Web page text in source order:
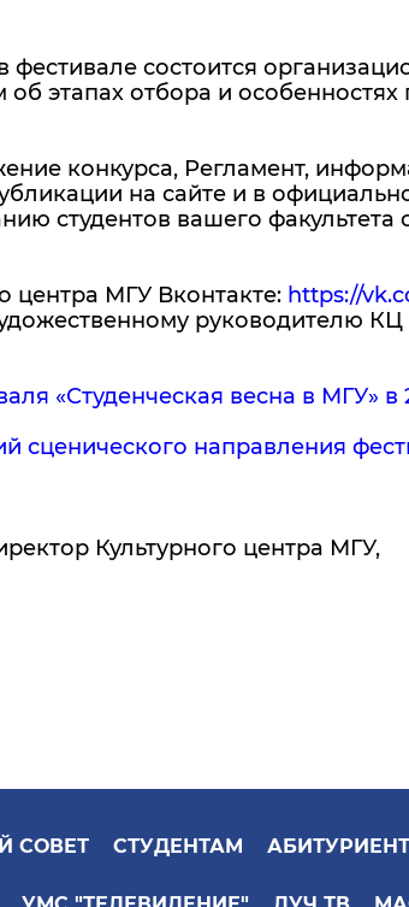
состоится
этапах отбора и особенностях
конкурса, Регламент,
на сайте и в
студентов вашего
центра МГУ Вконтакте: https://
руководителю
«Студенческая весна в МГУ» в
сценического направления
Культурного центра МГУ,
СОВЕТ СТУДЕНТАМ